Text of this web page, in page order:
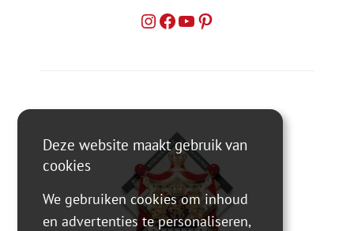
Deze website maakt gebruik van
cookies
We gebruiken cookies om inhoud
en advertenties te personaliseren,